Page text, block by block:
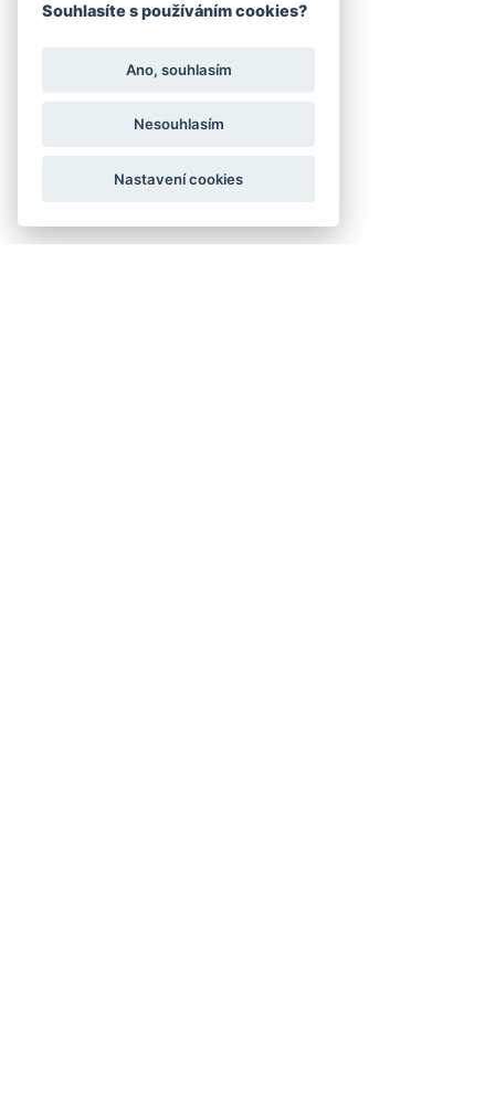
Souhlasíte s používáním cookies?
Ano, souhlasím
Nesouhlasím
Nastavení cookies